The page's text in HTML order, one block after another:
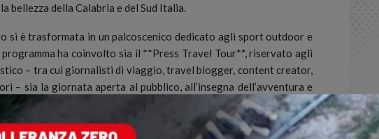
bellezza della Calabria e del Sud Italia.
si è trasformata in un palcoscenico dedicato agli sport outdoor e
ha coinvolto sia il **Press Travel Tour**, riservato agli
– tra cui giornalisti di viaggio, travel blogger, content creator,
– sia la giornata aperta al pubblico, all’insegna dell’avventura e
dedicati alla gastronomia, come gli show cooking, e interessanti